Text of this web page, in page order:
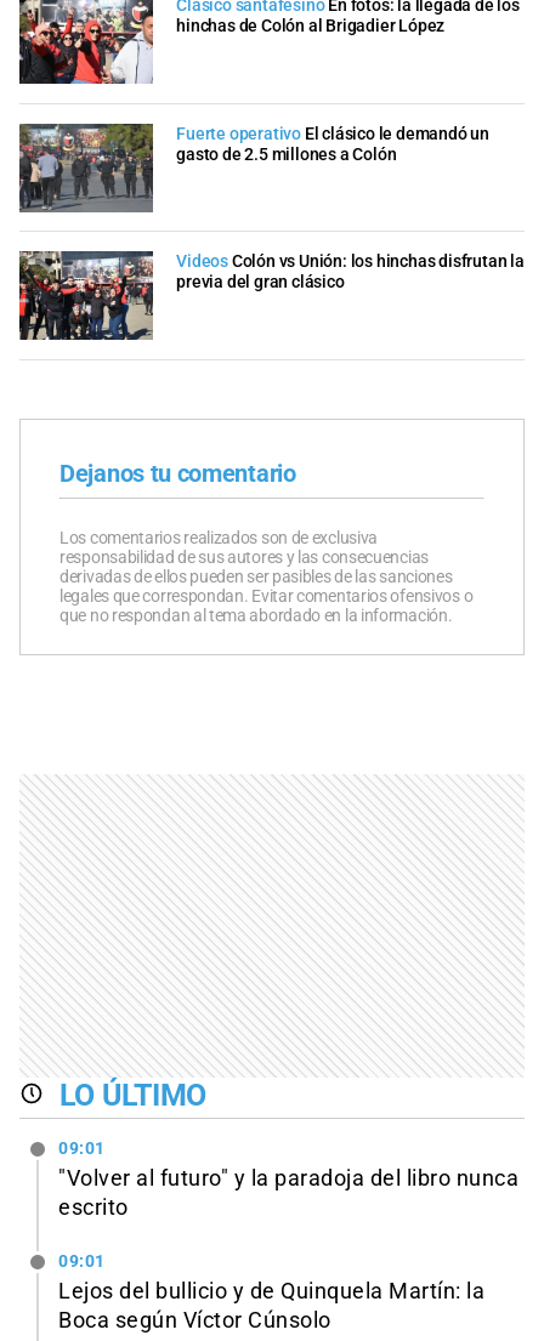
Clásico santafesino En fotos: la llegada de los
hinchas de Colón al Brigadier López
Fuerte operativo El clásico le demandó un
gasto de 2.5 millones a Colón
VideosColón vs Unión: los hinchas disfrutan la
previa del gran clásico
Dejanos tu comentario
Los comentarios realizados son de exclusiva
responsabilidad de sus autores y las consecuencias
derivadas de ellos pueden ser pasibles de las sanciones
legales que correspondan. Evitar comentarios ofensivos o
que no respondan al tema abordado en la información.
LO ÚLTIMO
09:01
"Volver al futuro" y la paradoja del libro nunca
escrito
09:01
Lejos del bullicio y de Quinquela Martín: la
Boca según Víctor Cúnsolo